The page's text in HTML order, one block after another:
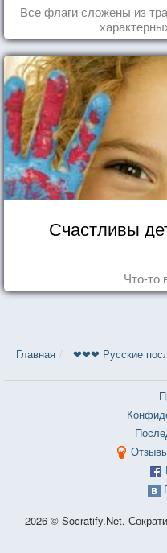
Все флаги сложены из
Счастливы
Что-то
Главная ❤❤❤ Русские
2026 © Socratify.Net,